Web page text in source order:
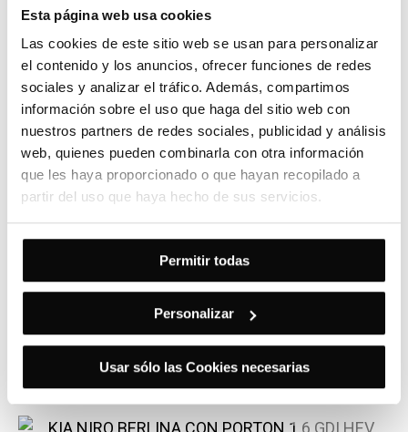
Esta página web usa cookies
Las cookies de este sitio web se usan para personalizar
el contenido y los anuncios, ofrecer funciones de redes
sociales y analizar el tráfico. Además, compartimos
información sobre el uso que haga del sitio web con
nuestros partners de redes sociales, publicidad y análisis
web, quienes pueden combinarla con otra información
que les haya proporcionado o que hayan recopilado a
partir del uso que haya hecho de sus servicios.
Permitir todas
Personalizar
Usar sólo las Cookies necesarias
VO
MG
EHS
MG HS 1.5T MT 2WD LUX LHD DARK
GASOLINA
22.990 € 282,31 €/mes
VO
FAMILIAR 2.1 CLA 200 D DCT SHOOTING BRAKE 136 5P
23.500 € 288,57 €/mes